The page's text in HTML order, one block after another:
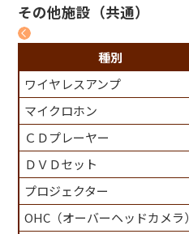
その他施設（共通）
種別
ワイヤレスアンプ
マイクロホン
ＣＤプレーヤー
ＤＶＤセット
プロジェクター
OHC（オーバーヘッドカメラ）